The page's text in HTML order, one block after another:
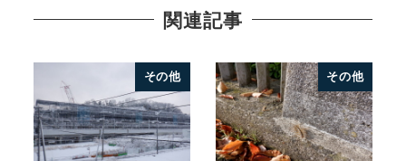
関連記事
その他 その他